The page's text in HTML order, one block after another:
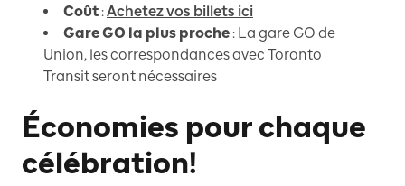
Coût :Achetez vos billets ici
Gare GO la plus proche : La gare GO de
Union, les correspondances avec Toronto
Transit seront nécessaires
Économies pour chaque
célébration!